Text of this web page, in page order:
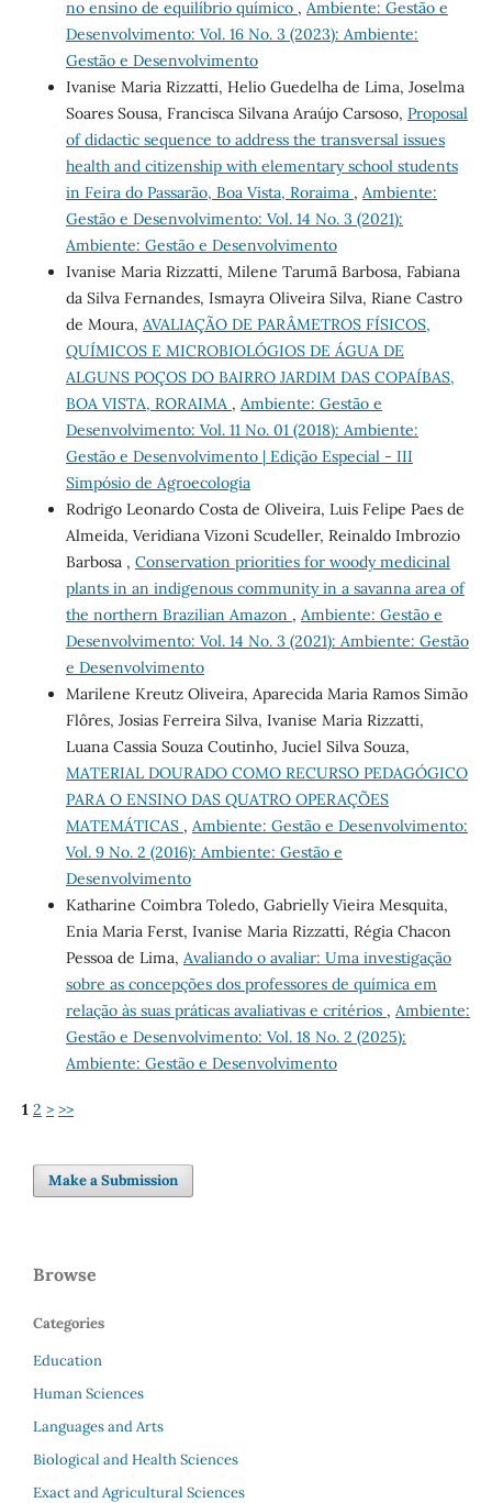
no ensino de equilíbrio químico , Ambiente: Gestão e
Desenvolvimento: Vol. 16 No. 3 (2023): Ambiente:
Gestão e Desenvolvimento
Ivanise Maria Rizzatti, Helio Guedelha de Lima, Joselma
Soares Sousa, Francisca Silvana Araújo Carsoso, Proposal
of didactic sequence to address the transversal issues
health and citizenship with elementary school students
in Feira do Passarão, Boa Vista, Roraima , Ambiente:
Gestão e Desenvolvimento: Vol. 14 No. 3 (2021):
Ambiente: Gestão e Desenvolvimento
Ivanise Maria Rizzatti, Milene Tarumã Barbosa, Fabiana
da Silva Fernandes, Ismayra Oliveira Silva, Riane Castro
de Moura, AVALIAÇÃO DE PARÂMETROS FÍSICOS,
QUÍMICOS E MICROBIOLÓGIOS DE ÁGUA DE
ALGUNS POÇOS DO BAIRRO JARDIM DAS COPAÍBAS,
BOA VISTA, RORAIMA , Ambiente: Gestão e
Desenvolvimento: Vol. 11 No. 01 (2018): Ambiente:
Gestão e Desenvolvimento | Edição Especial - III
Simpósio de Agroecologia
Rodrigo Leonardo Costa de Oliveira, Luis Felipe Paes de
Almeida, Veridiana Vizoni Scudeller, Reinaldo Imbrozio
Barbosa , Conservation priorities for woody medicinal
plants in an indigenous community in a savanna area of
the northern Brazilian Amazon , Ambiente: Gestão e
Desenvolvimento: Vol. 14 No. 3 (2021): Ambiente: Gestão
e Desenvolvimento
Marilene Kreutz Oliveira, Aparecida Maria Ramos Simão
Flôres, Josias Ferreira Silva, Ivanise Maria Rizzatti,
Luana Cassia Souza Coutinho, Juciel Silva Souza,
MATERIAL DOURADO COMO RECURSO PEDAGÓGICO
PARA O ENSINO DAS QUATRO OPERAÇÕES
MATEMÁTICAS , Ambiente: Gestão e Desenvolvimento:
Vol. 9 No. 2 (2016): Ambiente: Gestão e
Desenvolvimento
Katharine Coimbra Toledo, Gabrielly Vieira Mesquita,
Enia Maria Ferst, Ivanise Maria Rizzatti, Régia Chacon
Pessoa de Lima, Avaliando o avaliar: Uma investigação
sobre as concepções dos professores de química em
relação às suas práticas avaliativas e critérios , Ambiente:
Gestão e Desenvolvimento: Vol. 18 No. 2 (2025):
Ambiente: Gestão e Desenvolvimento
1 2 > >>
Make a Submission
Browse
Categories
Education
Human Sciences
Languages and Arts
Biological and Health Sciences
Exact and Agricultural Sciences